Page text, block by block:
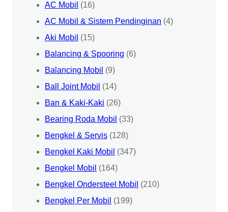
AC Mobil (16)
AC Mobil & Sistem Pendinginan (4)
Aki Mobil (15)
Balancing & Spooring (6)
Balancing Mobil (9)
Ball Joint Mobil (14)
Ban & Kaki-Kaki (26)
Bearing Roda Mobil (33)
Bengkel & Servis (128)
Bengkel Kaki Mobil (347)
Bengkel Mobil (164)
Bengkel Ondersteel Mobil (210)
Bengkel Per Mobil (199)